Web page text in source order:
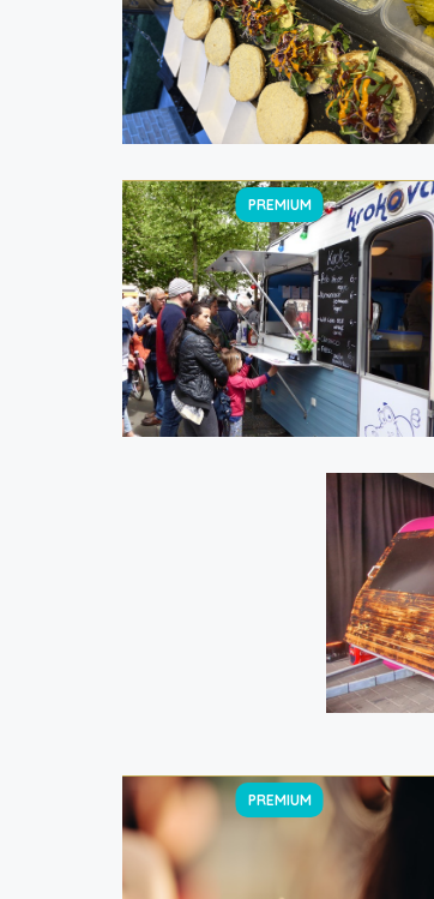
PREMIUM
PREMIUM